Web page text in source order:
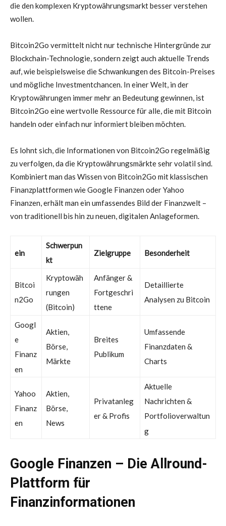
die den komplexen Kryptowährungsmarkt besser verstehen
wollen.
Bitcoin2Go vermittelt nicht nur technische Hintergründe zur
Blockchain-Technologie, sondern zeigt auch aktuelle Trends
auf, wie beispielsweise die Schwankungen des Bitcoin-Preises
und mögliche Investmentchancen. In einer Welt, in der
Kryptowährungen immer mehr an Bedeutung gewinnen, ist
Bitcoin2Go eine wertvolle Ressource für alle, die mit Bitcoin
handeln oder einfach nur informiert bleiben möchten.
Es lohnt sich, die Informationen von Bitcoin2Go regelmäßig
zu verfolgen, da die Kryptowährungsmärkte sehr volatil sind.
Kombiniert man das Wissen von Bitcoin2Go mit klassischen
Finanzplattformen wie Google Finanzen oder Yahoo
Finanzen, erhält man ein umfassendes Bild der Finanzwelt –
von traditionell bis hin zu neuen, digitalen Anlageformen.
ein
Schwerpun
kt
Zielgruppe Besonderheit
Bitcoi
n2Go
Kryptowäh
rungen
(Bitcoin)
Anfänger &
Fortgeschri
ttene
Detaillierte
Analysen zu Bitcoin
Googl
e
Finanz
en
Aktien,
Börse,
Märkte
Breites
Publikum
Umfassende
Finanzdaten &
Charts
Yahoo
Finanz
en
Aktien,
Börse,
News
Privatanleg
er & Profis
Aktuelle
Nachrichten &
Portfolioverwaltun
g
Google Finanzen – Die Allround-
Plattform für
Finanzinformationen